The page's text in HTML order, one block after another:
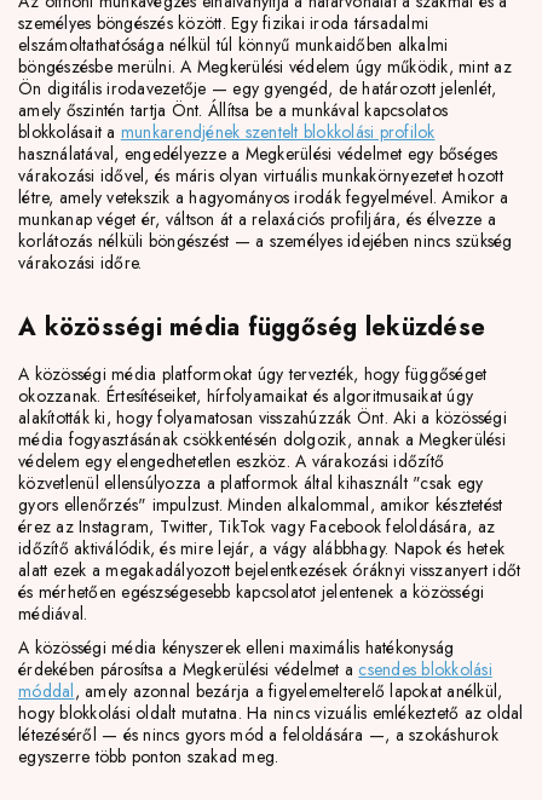
személyes böngészés között. Egy fizikai iroda társadalmi
elszámoltathatósága nélkül túl könnyű munkaidőben alkalmi
böngészésbe merülni. A Megkerülési védelem úgy működik, mint az
Ön digitális irodavezetője — egy gyengéd, de határozott jelenlét,
amely őszintén tartja Önt. Állítsa be a munkával kapcsolatos
blokkolásait a munkarendjének szentelt blokkolási profilok
használatával, engedélyezze a Megkerülési védelmet egy bőséges
várakozási idővel, és máris olyan virtuális munkakörnyezetet hozott
létre, amely vetekszik a hagyományos irodák fegyelmével. Amikor a
munkanap véget ér, váltson át a relaxációs profiljára, és élvezze a
korlátozás nélküli böngészést — a személyes idejében nincs szükség
várakozási időre.
A közösségi média függőség leküzdése
A közösségi média platformokat úgy tervezték, hogy függőséget
okozzanak. Értesítéseiket, hírfolyamaikat és algoritmusaikat úgy
alakították ki, hogy folyamatosan visszahúzzák Önt. Aki a közösségi
média fogyasztásának csökkentésén dolgozik, annak a Megkerülési
védelem egy elengedhetetlen eszköz. A várakozási időzítő
közvetlenül ellensúlyozza a platformok által kihasznált "csak egy
gyors ellenőrzés" impulzust. Minden alkalommal, amikor késztetést
érez az Instagram, Twitter, TikTok vagy Facebook feloldására, az
időzítő aktiválódik, és mire lejár, a vágy alábbhagy. Napok és hetek
alatt ezek a megakadályozott bejelentkezések óráknyi visszanyert időt
és mérhetően egészségesebb kapcsolatot jelentenek a közösségi
médiával.
A közösségi média kényszerek elleni maximális hatékonyság
érdekében párosítsa a Megkerülési védelmet acsendes blokkolási
móddal, amely azonnal bezárja a figyelemelterelő lapokat anélkül,
hogy blokkolási oldalt mutatna. Ha nincs vizuális emlékeztető az oldal
létezéséről — és nincs gyors mód a feloldására —, a szokáshurok
egyszerre több ponton szakad meg.